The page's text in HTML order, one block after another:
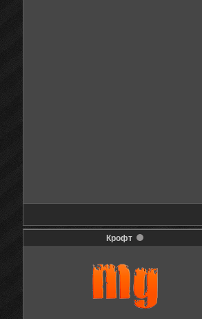
Крофт